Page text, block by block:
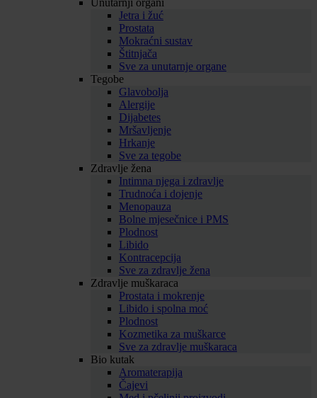
Unutarnji organi
Jetra i žuć
Prostata
Mokraćni sustav
Štitnjača
Sve za unutarnje organe
Tegobe
Glavobolja
Alergije
Dijabetes
Mršavljenje
Hrkanje
Sve za tegobe
Zdravlje žena
Intimna njega i zdravlje
Trudnoća i dojenje
Menopauza
Bolne mjesečnice i PMS
Plodnost
Libido
Kontracepcija
Sve za zdravlje žena
Zdravlje muškaraca
Prostata i mokrenje
Libido i spolna moć
Plodnost
Kozmetika za muškarce
Sve za zdravlje muškaraca
Bio kutak
Aromaterapija
Čajevi